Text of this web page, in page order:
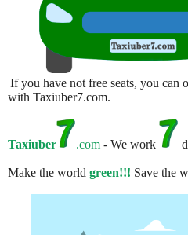
If you have not free seats, you can
with Taxiuber7.com.
Taxiuber .com - We work
Make the world green!!! Save the